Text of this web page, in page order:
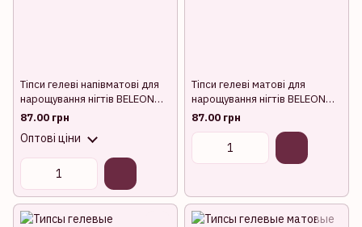
Тіпси гелеві напівматові для
нарощування нігтів BELEON
240 штук - (Овал) S-5
87.00 грн
Оптові ціни
Тіпси гелеві матові для
нарощування нігтів BELEON
240 штук - (Балерина довгі)
87.00 грн